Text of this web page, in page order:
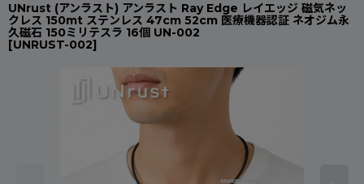
UNrust (アンラスト) アンラスト Ray Edge レイエッジ 磁気ネッ
クレス 150mt ステンレス 47cm 52cm 医療機器認証 ネオジム永
久磁石 150ミリテスラ 16個 UN-002
[UNRUST-002]